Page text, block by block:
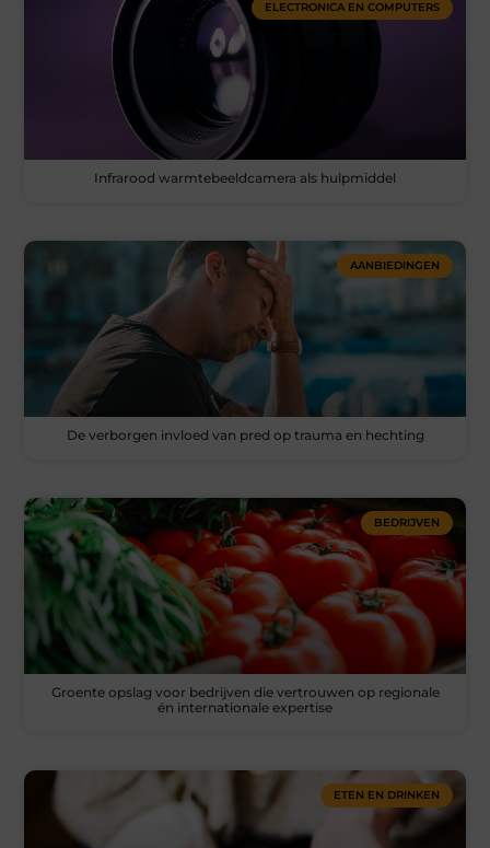
ELECTRONICA EN COMPUTERS
Infrarood warmtebeeldcamera als hulpmiddel
AANBIEDINGEN
De verborgen invloed van pred op trauma en hechting
BEDRIJVEN
Groente opslag voor bedrijven die vertrouwen op regionale
én internationale expertise
ETEN EN DRINKEN